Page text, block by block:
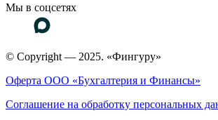
Мы в соцсетях
© Copyright — 2025. «Фингуру»
Оферта ООО «Бухгалтерия и Финансы»
Соглашение на обработку персональных